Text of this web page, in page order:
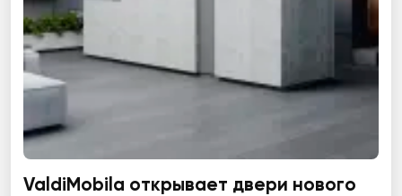
ValdiMobila открывает двери нового